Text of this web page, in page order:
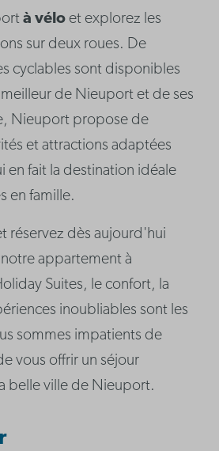
à vélo et explorez les
sur deux roues. De
cyclables sont disponibles
de Nieuport et de ses
Nieuport propose de
et attractions adaptées
en fait la destination idéale
en famille.
réservez dès aujourd'hui
appartement à
Suites, le confort, la
inoubliables sont les
sommes impatients de
vous offrir un séjour
belle ville de Nieuport.